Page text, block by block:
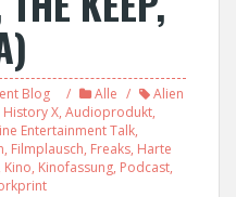
Blog Alle
Alien
X, Audioprodukt,
Entertainment Talk,
, Filmplausch, Freaks, Harte
Kino, Kinofassung, Podcast,